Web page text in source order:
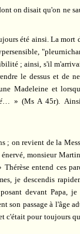
on disait qu'on ne
été ainsi. La mort
; ainsi, s'il
le dessus et de
Madeleine et
… » (Ms A 45r).
; on revient de la
monsieur
entend ces
je descendis
devant Papa,
son passage à l'âge
c'était pour toujours